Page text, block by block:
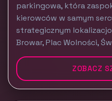
parkingowa, która
kierowców w samym
strategicznym
Browar, Plac Wolności,
ZOBACZ